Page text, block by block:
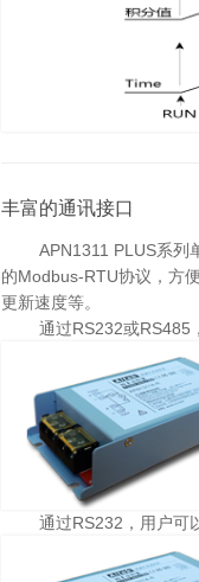
丰富的通讯接口
APN1311 PLUS系列单
的Modbus-RTU协议，方
更新速度等。
通过RS232或RS485，
通过RS232，用户可以